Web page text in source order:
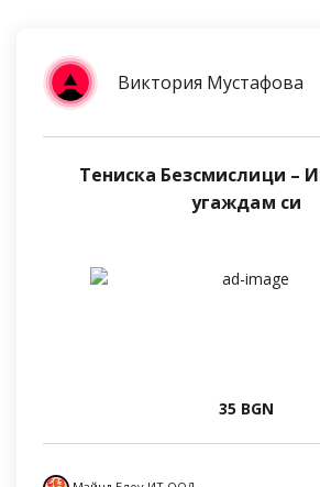
Виктория Мустафова
Тениска Безсмислици –
угаждам си
35 BGN